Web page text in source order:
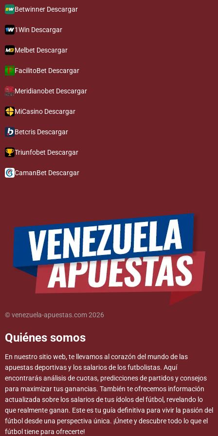
Betwinner Descargar
1Win Descargar
Melbet Descargar
FacilitoBet Descargar
Meridianobet Descargar
MiCasino Descargar
Betcris Descargar
Triunfobet Descargar
CamanBet Descargar
© venezuela-apuestas.com 2026
Quiénes somos
En nuestro sitio web, te llevamos al corazón del mundo de las
apuestas deportivas y los salarios de los futbolistas. Aquí
encontrarás análisis de cuotas, predicciones de partidos y consejos
para maximizar tus ganancias. También te ofrecemos información
actualizada sobre los salarios de tus ídolos del fútbol, revelando lo
que realmente ganan. Este es tu guía definitiva para vivir la pasión del
fútbol desde una perspectiva única. ¡Únete y descubre todo lo que el
fútbol tiene para ofrecerte!